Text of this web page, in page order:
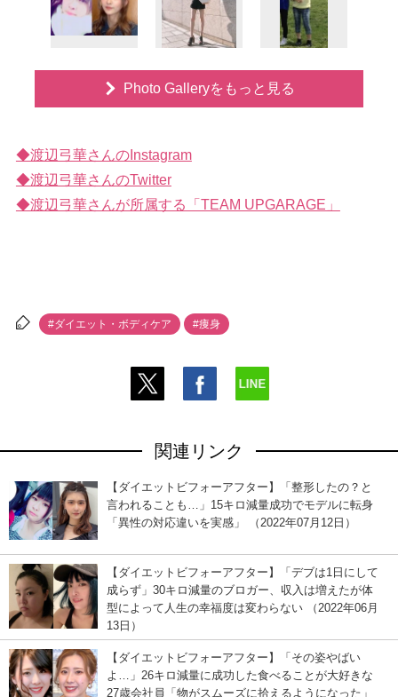
Photo Galleryをもっと見る
◆渡辺弓華さんのInstagram
◆渡辺弓華さんのTwitter
◆渡辺弓華さんが所属する「TEAM UPGARAGE」
#ダイエット・ボディケア #痩身
関連リンク
【ダイエットビフォーアフター】「整形したの？と
言われることも…」15キロ減量成功でモデルに転身
「異性の対応違いを実感」 （2022年07月12日）
【ダイエットビフォーアフター】「デブは1日にして
成らず」30キロ減量のブロガー、収入は増えたが体
型によって人生の幸福度は変わらない （2022年06月
13日）
【ダイエットビフォーアフター】「その姿やばい
よ…」26キロ減量に成功した食べることが大好きな
27歳会社員「物がスムーズに拾えるようになった」